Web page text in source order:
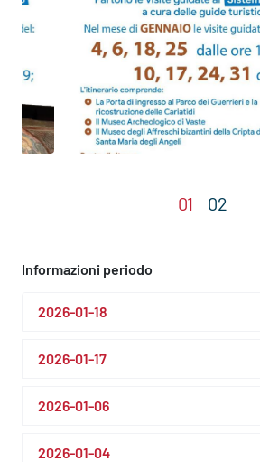
Informazioni periodo
2026-01-18
2026-01-17
2026-01-06
2026-01-04